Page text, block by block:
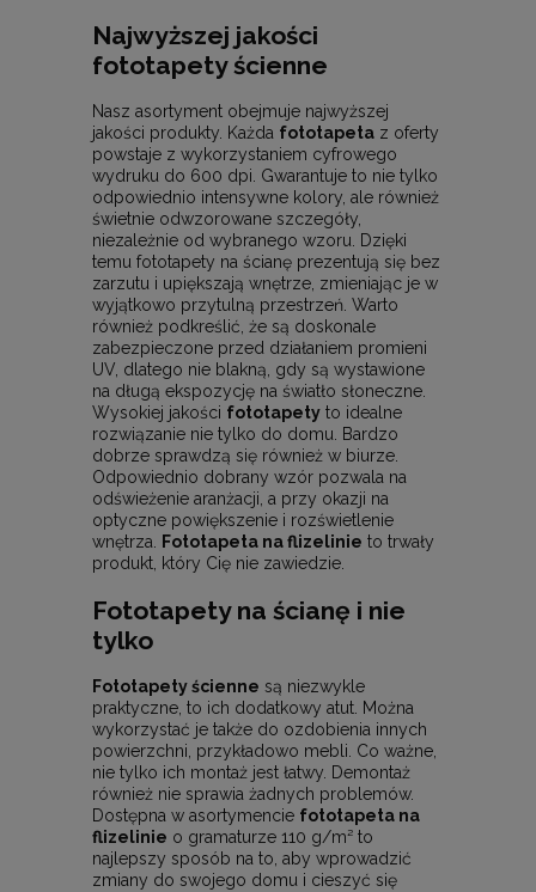
Najwyższej jakości
fototapety ścienne
Nasz asortyment obejmuje najwyższej
jakości produkty. Każda fototapeta z oferty
powstaje z wykorzystaniem cyfrowego
wydruku do 600 dpi. Gwarantuje to nie tylko
odpowiednio intensywne kolory, ale również
świetnie odwzorowane szczegóły,
niezależnie od wybranego wzoru. Dzięki
temu fototapety na ścianę prezentują się bez
zarzutu i upiększają wnętrze, zmieniając je w
wyjątkowo przytulną przestrzeń. Warto
również podkreślić, że są doskonale
zabezpieczone przed działaniem promieni
UV, dlatego nie blakną, gdy są wystawione
na długą ekspozycję na światło słoneczne.
Wysokiej jakości fototapety to idealne
rozwiązanie nie tylko do domu. Bardzo
dobrze sprawdzą się również w biurze.
Odpowiednio dobrany wzór pozwala na
odświeżenie aranżacji, a przy okazji na
optyczne powiększenie i rozświetlenie
wnętrza.
Fototapeta na flizelinie to trwały
produkt, który Cię nie zawiedzie.
Fototapety na ścianę i nie
tylko
Fototapety ścienne są niezwykle
praktyczne, to ich dodatkowy atut. Można
wykorzystać je także do ozdobienia innych
powierzchni, przykładowo mebli. Co ważne,
nie tylko ich montaż jest łatwy. Demontaż
również nie sprawia żadnych problemów.
Dostępna w asortymencie fototapeta na
flizelinie o gramaturze 110 g/m² to
najlepszy sposób na to, aby wprowadzić
zmiany do swojego domu i cieszyć się